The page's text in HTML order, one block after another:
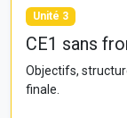
Unité 3
CE1 sans
Objectifs,
finale.